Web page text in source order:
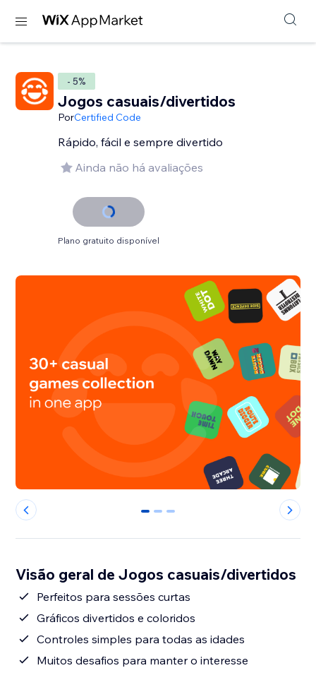
- 5%
Jogos casuais/divertidos
PorCertified Code
Rápido, fácil e sempre divertido
Ainda não há avaliações
Plano gratuito disponível
0 1 2
Visão geral de Jogos casuais/divertidos
Perfeitos para sessões curtas
Gráficos divertidos e coloridos
Controles simples para todas as idades
Muitos desafios para manter o interesse